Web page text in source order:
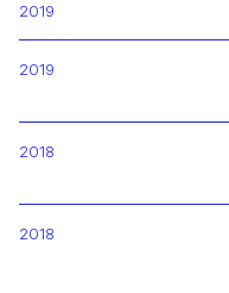
2019
2019
2018
2018